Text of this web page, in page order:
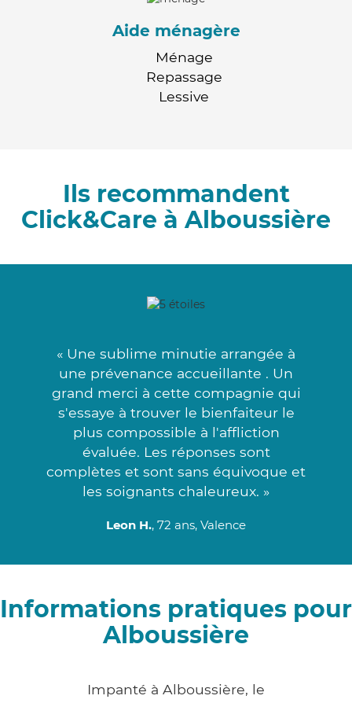
Aide ménagère
Ménage
Repassage
Lessive
Ils recommandent
Click&Care à Alboussière
« Une sublime minutie arrangée à
une prévenance accueillante . Un
grand merci à cette compagnie qui
s'essaye à trouver le bienfaiteur le
plus compossible à l'affliction
évaluée. Les réponses sont
complètes et sont sans équivoque et
les soignants chaleureux. »
Leon H., 72 ans, Valence
Informations pratiques pour
Alboussière
Impanté à Alboussière, le